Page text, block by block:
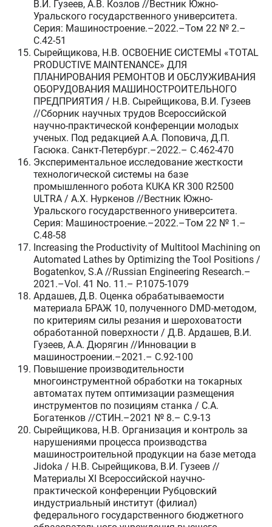
В.И. Гузеев, А.В. Козлов //Вестник Южно-
Уральского государственного университета.
Серия: Машиностроение.–2022.–Том 22 № 2.–
C.42-51
Сырейщикова, Н.В. ОСВОЕНИЕ СИСТЕМЫ «TOTAL
PRODUCTIVE MAINTENANCE» ДЛЯ
ПЛАНИРОВАНИЯ РЕМОНТОВ И ОБСЛУЖИВАНИЯ
ОБОРУДОВАНИЯ МАШИНОСТРОИТЕЛЬНОГО
ПРЕДПРИЯТИЯ / Н.В. Сырейщикова, В.И. Гузеев
//Cборник научных трудов Всероссийской
научно-практической конференции молодых
ученых. Под редакцией А.А. Поповича, Д.П.
Гасюка. Санкт-Петербург.–2022.– C.462-470
Экспериментальное исследование жесткости
технологической системы на базе
промышленного робота KUKA KR 300 R2500
ULTRA / А.Х. Нуркенов //Вестник Южно-
Уральского государственного университета.
Серия: Машиностроение.–2022.–Том 22 № 1.–
C.48-58
Increasing the Productivity of Multitool Machining on
Automated Lathes by Optimizing the Tool Positions /
Bogatenkov, S.A //Russian Engineering Research.–
2021.–Vol. 41 No. 11.– P.1075-1079
Ардашев, Д.В. Оценка обрабатываемости
материала БРАЖ 10, полученного DMD-методом,
по критериям силы резания и шероховатости
обработанной поверхности / Д.В. Ардашев, В.И.
Гузеев, А.А. Дюрягин //Инновации в
машиностроении.–2021.– C.92-100
Повышение производительности
многоинструментной обработки на токарных
автоматах путем оптимизации размещения
инструментов по позициям станка / С.А.
Богатенков //СТИН.–2021 № 8.– C.9-13
Сырейщикова, Н.В. Организация и контроль за
нарушениями процесса производства
машиностроительной продукции на базе метода
Jidoka / Н.В. Сырейщикова, В.И. Гузеев //
Материалы XI Всероссийской научно-
практической конференции Рубцовский
индустриальный институт (филиал)
федерального государственного бюджетного